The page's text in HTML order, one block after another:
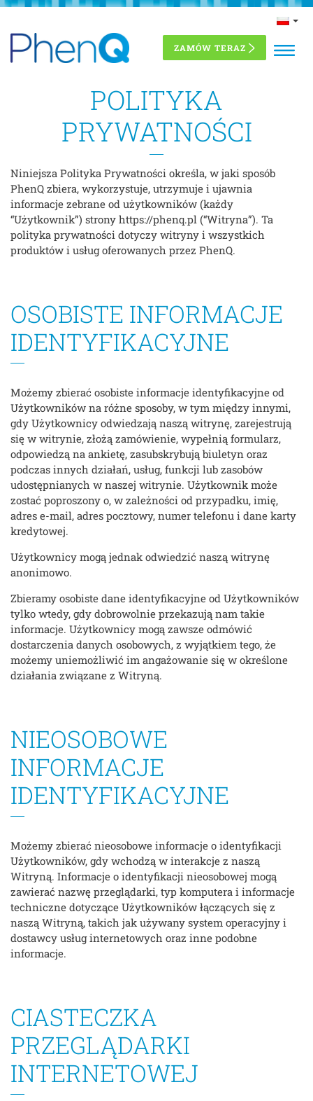
Przejdź
treści
ZAMÓW TERAZ
POLITYKA
PRYWATNOŚCI
Niniejsza Polityka Prywatności określa, w jaki sposób
PhenQ zbiera, wykorzystuje, utrzymuje i ujawnia
informacje zebrane od użytkowników (każdy
“Użytkownik”) strony https://phenq.pl (“Witryna”). Ta
polityka prywatności dotyczy witryny i wszystkich
produktów i usług oferowanych przez PhenQ.
OSOBISTE INFORMACJE
IDENTYFIKACYJNE
Możemy zbierać osobiste informacje identyfikacyjne od
Użytkowników na różne sposoby, w tym między innymi,
gdy Użytkownicy odwiedzają naszą witrynę, zarejestrują
się w witrynie, złożą zamówienie, wypełnią formularz,
odpowiedzą na ankietę, zasubskrybują biuletyn oraz
podczas innych działań, usług, funkcji lub zasobów
udostępnianych w naszej witrynie. Użytkownik może
zostać poproszony o, w zależności od przypadku, imię,
adres e-mail, adres pocztowy, numer telefonu i dane karty
kredytowej.
Użytkownicy mogą jednak odwiedzić naszą witrynę
anonimowo.
Zbieramy osobiste dane identyfikacyjne od Użytkowników
tylko wtedy, gdy dobrowolnie przekazują nam takie
informacje. Użytkownicy mogą zawsze odmówić
dostarczenia danych osobowych, z wyjątkiem tego, że
możemy uniemożliwić im angażowanie się w określone
działania związane z Witryną.
NIEOSOBOWE
INFORMACJE
IDENTYFIKACYJNE
Możemy zbierać nieosobowe informacje o identyfikacji
Użytkowników, gdy wchodzą w interakcje z naszą
Witryną. Informacje o identyfikacji nieosobowej mogą
zawierać nazwę przeglądarki, typ komputera i informacje
techniczne dotyczące Użytkowników łączących się z
naszą Witryną, takich jak używany system operacyjny i
dostawcy usług internetowych oraz inne podobne
informacje.
CIASTECZKA
PRZEGLĄDARKI
INTERNETOWEJ